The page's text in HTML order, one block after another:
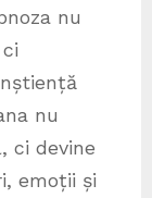
nu
nu
ci devine
emoții și